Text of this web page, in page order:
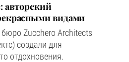
авторский
видами
Zucchero Architects
создали для
отдохновения.